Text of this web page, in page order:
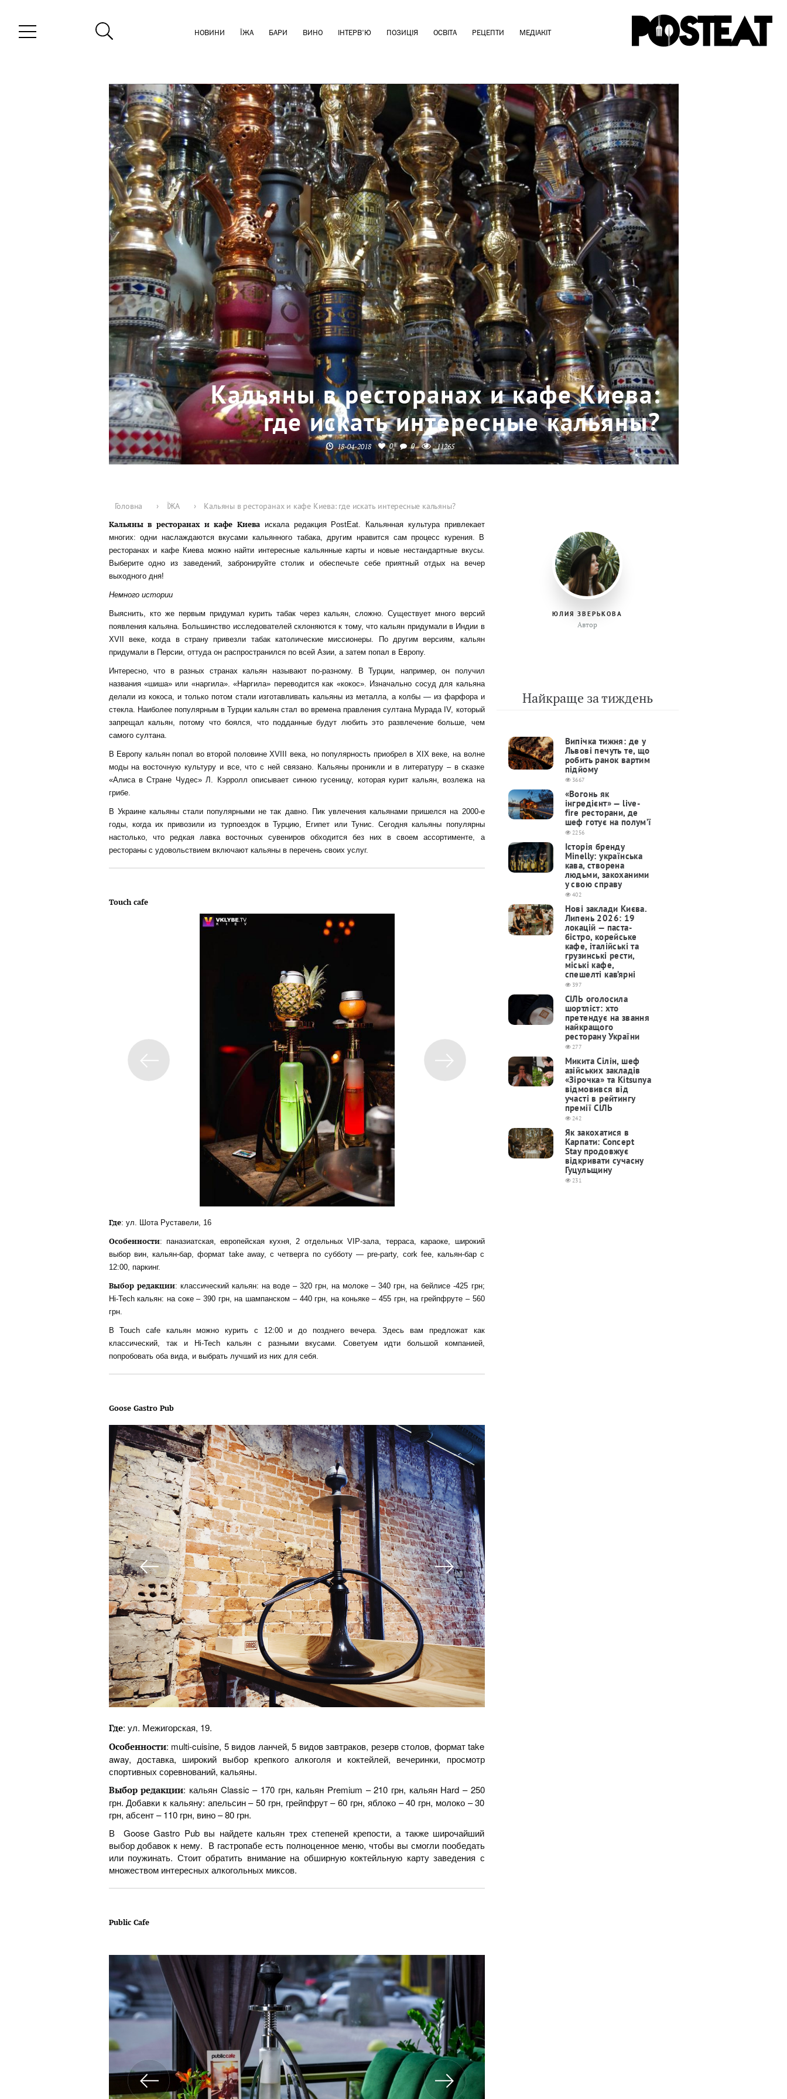
НОВИНИ ЇЖА БАРИ ВИНО ІНТЕРВ'Ю ПОЗИЦІЯ ОСВІТА РЕЦЕПТИ МЕДІАКІТ
Кальяны в ресторанах и кафе Киева:
где искать интересные кальяны?
18-04-2018 0 0 11265
Головна › ЇЖА ›
Кальяны в ресторанах и кафе Киева: где искать интересные кальяны?
Кальяны в ресторанах и кафе Киева искала редакция PostEat. Кальянная культура привлекает
многих: одни наслаждаются вкусами кальянного табака, другим нравится сам процесс курения. В
ресторанах и кафе Киева можно найти интересные кальянные карты и новые нестандартные вкусы.
Выберите одно из заведений, забронируйте столик и обеспечьте себе приятный отдых на вечер
выходного дня!
Немного истории
Выяснить, кто же первым придумал курить табак через кальян, сложно. Существует много версий
появления кальяна. Большинство исследователей склоняются к тому, что кальян придумали в Индии в
XVII веке, когда в страну привезли табак католические миссионеры. По другим версиям, кальян
придумали в Персии, оттуда он распространился по всей Азии, а затем попал в Европу.
Интересно, что в разных странах кальян называют по-разному. В Турции, например, он получил
названия «шиша» или «наргила». «Наргила» переводится как «кокос». Изначально сосуд для кальяна
делали из кокоса, и только потом стали изготавливать кальяны из металла, а колбы — из фарфора и
стекла. Наиболее популярным в Турции кальян стал во времена правления султана Мурада IV, который
запрещал кальян, потому что боялся, что подданные будут любить это развлечение больше, чем
самого султана.
В Европу кальян попал во второй половине XVIII века, но популярность приобрел в XIX веке, на волне
моды на восточную культуру и все, что с ней связано. Кальяны проникли и в литературу – в сказке
«Алиса в Стране Чудес» Л. Кэрролл описывает синюю гусеницу, которая курит кальян, возлежа на
грибе.
В Украине кальяны стали популярными не так давно. Пик увлечения кальянами пришелся на 2000-е
годы, когда их привозили из турпоездок в Турцию, Египет или Тунис. Сегодня кальяны популярны
настолько, что редкая лавка восточных сувениров обходится без них в своем ассортименте, а
рестораны с удовольствием включают кальяны в перечень своих услуг.
Touch cafe
Где: ул. Шота Руставели, 16
Особенности: паназиатская, европейская кухня, 2 отдельных VIP-зала, терраса, караоке, широкий
выбор вин, кальян-бар, формат take away, с четверга по субботу — pre-party, сork fee, кальян-бар с
12:00, паркинг.
Выбор редакции: классический кальян: на воде – 320 грн, на молоке – 340 грн, на бейлисе -425 грн;
Hi-Tech кальян: на соке – 390 грн, на шампанском – 440 грн, на коньяке – 455 грн, на грейпфруте – 560
грн.
В Touch cafe кальян можно курить с 12:00 и до позднего вечера. Здесь вам предложат как
классический, так и Hi-Tech кальян с разными вкусами. Советуем идти большой компанией,
попробовать оба вида, и выбрать лучший из них для себя.
Goose Gastro Pub
Где: ул. Межигорская, 19.
Особенности: multi-cuisine, 5 видов ланчей, 5 видов завтраков, резерв столов, формат take
away, доставка, широкий выбор крепкого алкоголя и коктейлей, вечеринки, просмотр
спортивных соревнований, кальяны.
Выбор редакции: кальян Classic – 170 грн, кальян Premium – 210 грн, кальян Hard – 250
грн. Добавки к кальяну: апельсин – 50 грн, грейпфрут – 60 грн, яблоко – 40 грн, молоко – 30
грн, абсент – 110 грн, вино – 80 грн.
В Goose Gastro Pub вы найдете кальян трех степеней крепости, а также широчайший
выбор добавок к нему. В гастропабе есть полноценное меню, чтобы вы смогли пообедать
или поужинать. Стоит обратить внимание на обширную коктейльную карту заведения с
множеством интересных алкогольных миксов.
Public Cafe
ЮЛИЯ ЗВЕРЬКОВА
Автор
Найкраще за тиждень
Випічка тижня: де у
Львові печуть те, що
робить ранок вартим
підйому
3667
«Вогонь як
інгредієнт» — live-
fire ресторани, де
шеф готує на полум’ї
2256
Історія бренду
Minelly: українська
кава, створена
людьми, закоханими
у свою справу
402
Нові заклади Києва.
Липень 2026: 19
локацій — паста-
бістро, корейське
кафе, італійські та
грузинські рести,
міські кафе,
спешелті кав’ярні
397
СІЛЬ оголосила
шортліст: хто
претендує на звання
найкращого
ресторану України
277
Микита Сілін, шеф
азійських закладів
«Зірочка» та Kitsunya
відмовився від
участі в рейтингу
премії СІЛЬ
242
Як закохатися в
Карпати: Concept
Stay продовжує
відкривати сучасну
Гуцульщину
231